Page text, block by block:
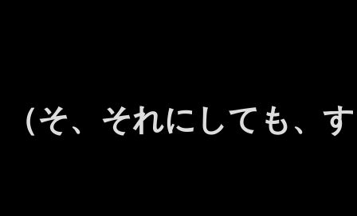
（そ、それにしても、